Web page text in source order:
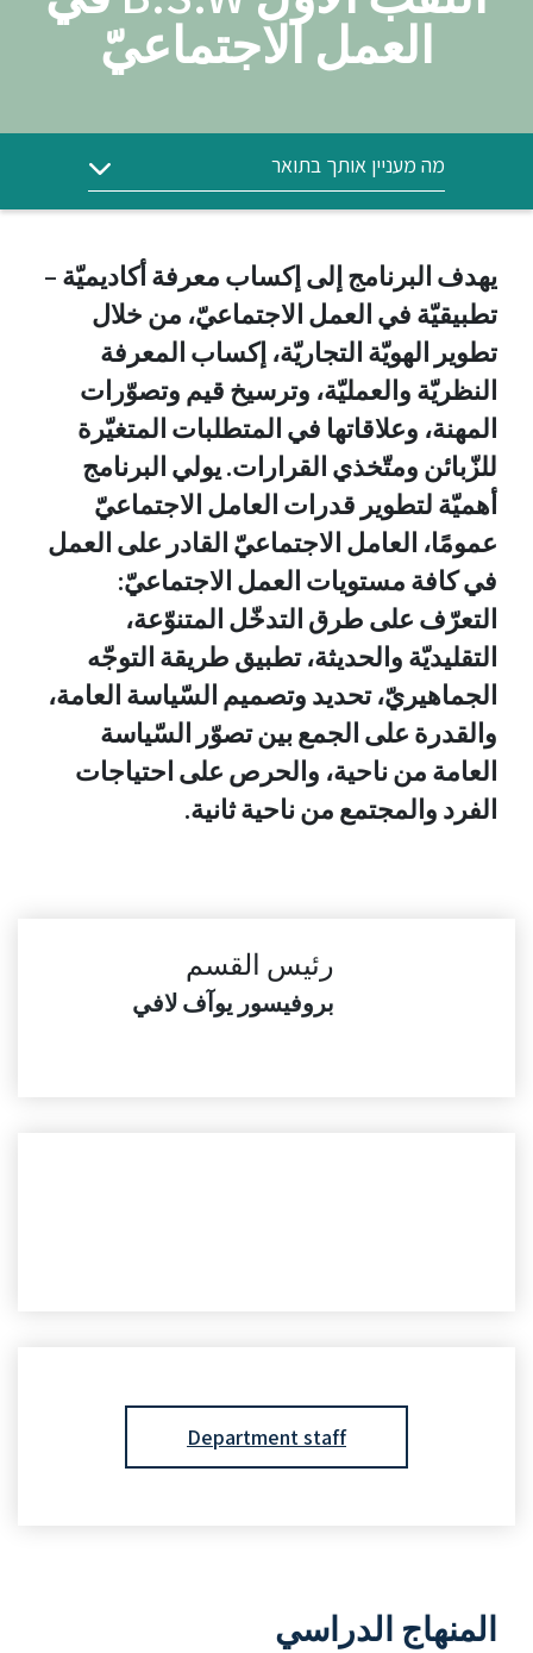
العمل الاجتماعيّ
מה מעניין אותך בתואר
يهدف البرنامج إلى إكساب معرفة أكاديميّة –
تطبيقيّة في العمل الاجتماعيّ، من خلال
تطوير الهويّة التجاريّة، إكساب المعرفة
النظريّة والعمليّة، وترسيخ قيم وتصوّرات
المهنة، وعلاقاتها في المتطلبات المتغيّرة
للزّبائن ومتّخذي القرارات. يولي البرنامج
أهميّة لتطوير قدرات العامل الاجتماعيّ
عمومًا، العامل الاجتماعيّ القادر على العمل
في كافة مستويات العمل الاجتماعيّ:
التعرّف على طرق التدخّل المتنوّعة،
التقليديّة والحديثة، تطبيق طريقة التوجّه
الجماهيريّ، تحديد وتصميم السّياسة العامة،
والقدرة على الجمع بين تصوّر السّياسة
العامة من ناحية، والحرص على احتياجات
الفرد والمجتمع من ناحية ثانية.
رئيس القسم
بروفيسور يوآف لافي
Department staff
المنهاج الدراسي